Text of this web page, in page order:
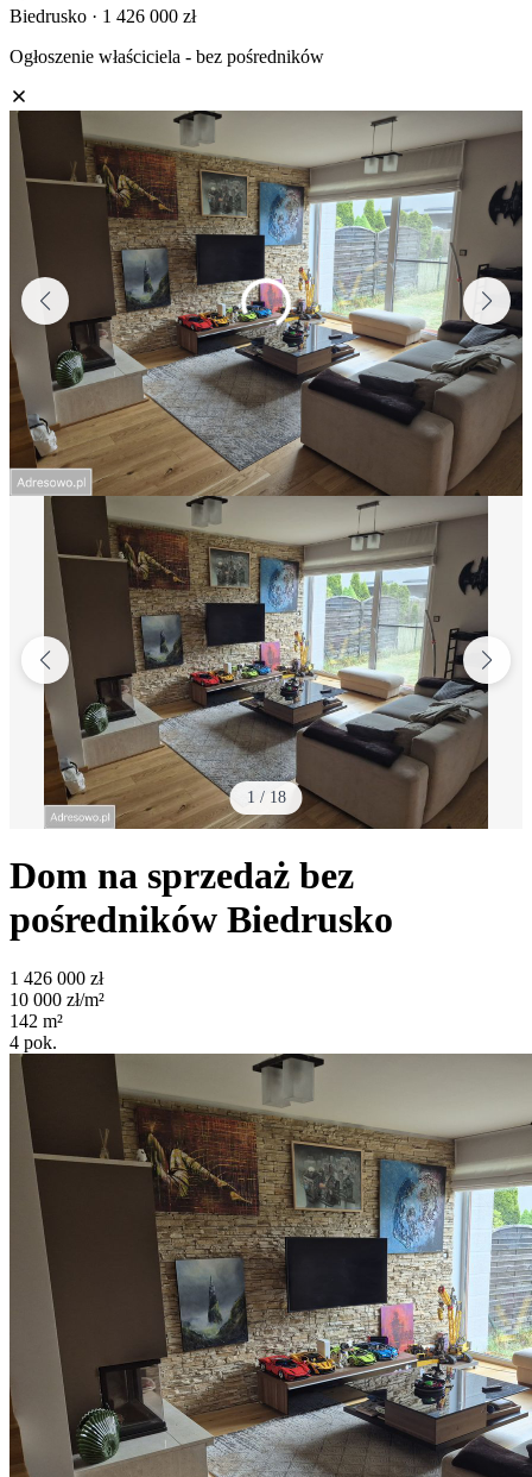
Biedrusko · 1 426 000 zł
Ogłoszenie właściciela - bez pośredników
1 / 18
Dom na sprzedaż bez
pośredników Biedrusko
1 426 000 zł
10 000 zł/m²
142 m²
4 pok.